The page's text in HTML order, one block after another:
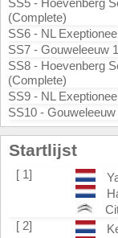
SS5 - Hoevenberg
(Complete)
SS6 - NL
SS7 - Gouweleeuw
SS8 - Hoevenberg
(Complete)
SS9 - NL
SS10 -
Startlijst
[ 1]
[ 2]